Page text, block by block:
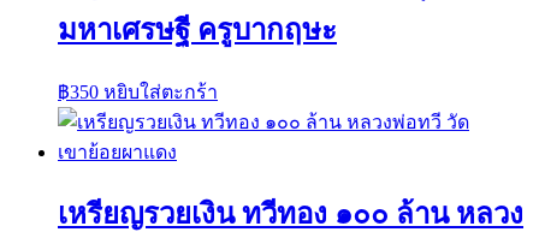
มหาเศรษฐี ครูบากฤษะ
฿350 หยิบใส่ตะกร้า
เหรียญรวยเงิน ทวีทอง ๑๐๐ ล้าน หลวง